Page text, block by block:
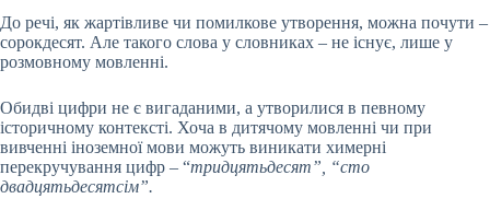
До речі, як жартівливе чи помилкове утворення, можна почути –
сорокдесят. Але такого слова у словниках – не існує, лише у
розмовному мовленні.
Обидві цифри не є вигаданими, а утворилися в певному
історичному контексті. Хоча в дитячому мовленні чи при
вивченні іноземної мови можуть виникати химерні
перекручування цифр – “тридцятьдесят”, “сто
двадцятьдесятсім”.